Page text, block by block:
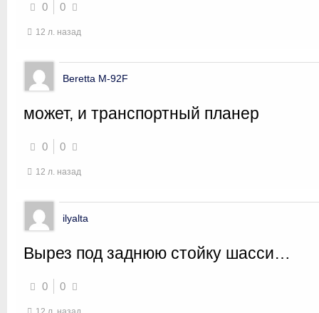
0 0
12 л. назад
Beretta M-92F
может, и транспортный планер
0 0
12 л. назад
ilyalta
Вырез под заднюю стойку шасси…
0 0